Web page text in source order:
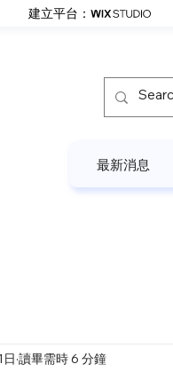
建立平台：
最新消息
讀畢需時 6 分鐘